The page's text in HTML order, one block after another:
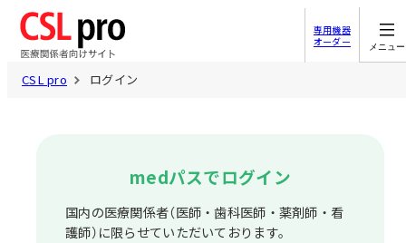
専用機器
オーダー
メニュー
CSL pro ログイン
medパスでログイン
国内の医療関係者（医師・歯科医師・薬剤師・看
護師）に限らせていただいております。